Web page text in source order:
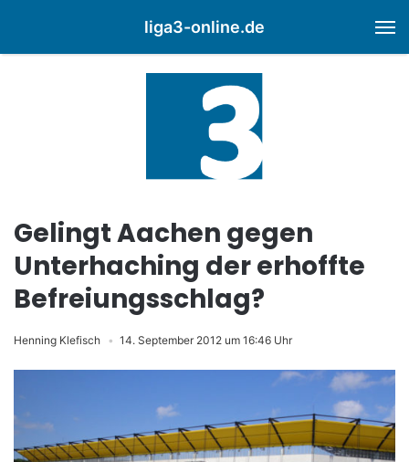
liga3-online.de
Gelingt Aachen gegen
Unterhaching der erhoffte
Befreiungsschlag?
Henning Klefisch 14. September 2012 um 16:46 Uhr